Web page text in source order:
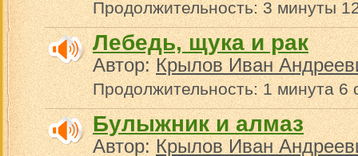
Продолжительность: 3 минуты
Лебедь, щука и рак
Автор:Крылов Иван
Продолжительность: 1 минута 6
Булыжник и алмаз
Автор:Крылов Иван